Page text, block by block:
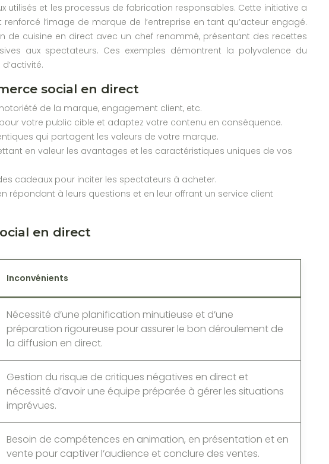
et les processus de fabrication responsables. Cette initiative a
l’image de marque de l’entreprise en tant qu’acteur engagé.
cuisine en direct avec un chef renommé, présentant des recettes
aux spectateurs. Ces exemples démontrent la polyvalence du
social en direct
de la marque, engagement client, etc.
votre public cible et adaptez votre contenu en conséquence.
qui partagent les valeurs de votre marque.
en valeur les avantages et les caractéristiques uniques de vos
cadeaux pour inciter les spectateurs à acheter.
répondant à leurs questions et en leur offrant un service client
en direct
Inconvénients
Nécessité d’une planification minutieuse et d’une
préparation rigoureuse pour assurer le bon déroulement de
la diffusion en direct.
Gestion du risque de critiques négatives en direct et
nécessité d’avoir une équipe préparée à gérer les situations
imprévues.
Besoin de compétences en animation, en présentation et en
vente pour captiver l’audience et conclure des ventes.